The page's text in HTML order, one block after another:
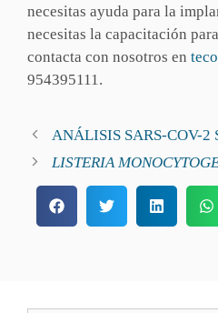
necesitas ayuda para la
necesitas la capacitación
contacta con nosotros en
954395111.
ANÁLISIS SARS-COV-2
LISTERIA